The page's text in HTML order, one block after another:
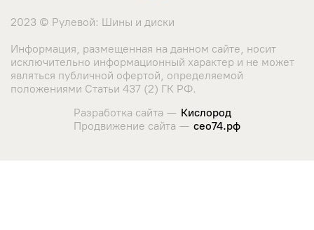
2023 © Рулевой: Шины и диски
Информация, размещенная на данном сайте, носит
исключительно информационный характер и не может
являться публичной офертой, определяемой
положениями Статьи 437 (2) ГК РФ.
Разработка сайта — Кислород
Продвижение сайта — сео74.рф